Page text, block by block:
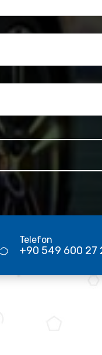
Telefon
+90 549 600 27